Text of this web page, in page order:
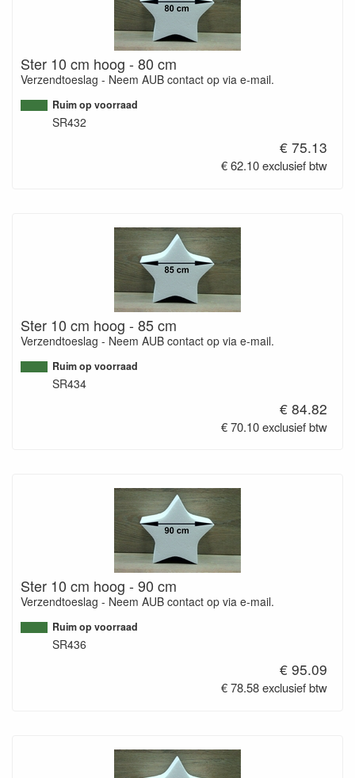
Ster 10 cm hoog - 80 cm
Verzendtoeslag - Neem AUB contact op via e-mail.
Ruim op voorraad
SR432
€ 75.13
€ 62.10 exclusief btw
Ster 10 cm hoog - 85 cm
Verzendtoeslag - Neem AUB contact op via e-mail.
Ruim op voorraad
SR434
€ 84.82
€ 70.10 exclusief btw
Ster 10 cm hoog - 90 cm
Verzendtoeslag - Neem AUB contact op via e-mail.
Ruim op voorraad
SR436
€ 95.09
€ 78.58 exclusief btw